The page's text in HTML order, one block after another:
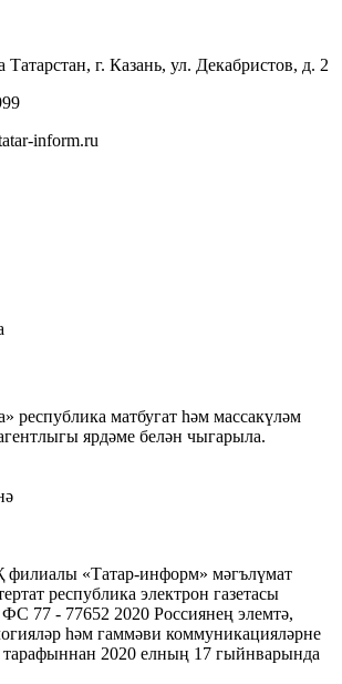
Татарстан, г. Казань, ул. Декабристов, д. 2
inform.ru
республика матбугат һәм массакүләм
ярдәме белән чыгарыла.
«Татар-информ» мәгълүмат
республика электрон газетасы
77 - 77652 2020 Россиянең элемтә,
һәм гаммәви коммуникацияләрне
тарафыннан 2020 елның 17 гыйнварында